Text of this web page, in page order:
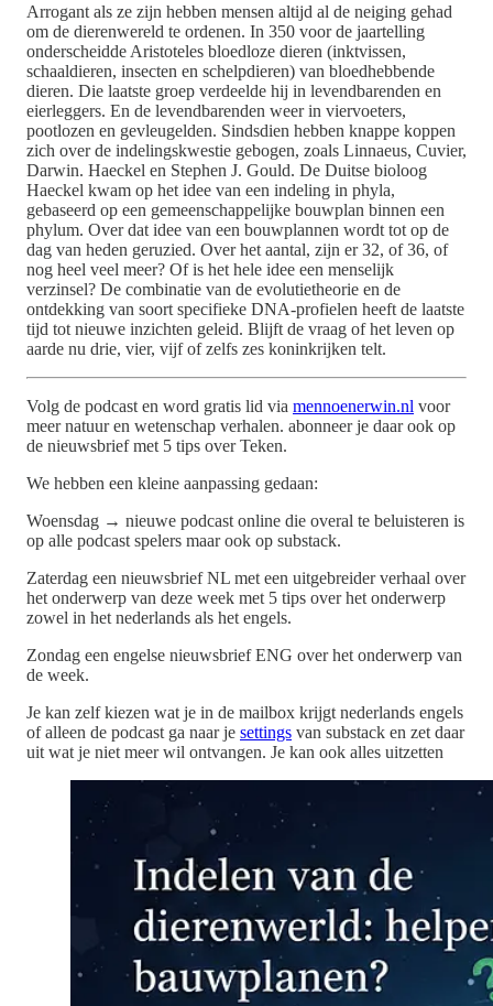
Arrogant als ze zijn hebben mensen altijd al de neiging gehad
om de dierenwereld te ordenen. In 350 voor de jaartelling
onderscheidde Aristoteles bloedloze dieren (inktvissen,
schaaldieren, insecten en schelpdieren) van bloedhebbende
dieren. Die laatste groep verdeelde hij in levendbarenden en
eierleggers. En de levendbarenden weer in viervoeters,
pootlozen en gevleugelden. Sindsdien hebben knappe koppen
zich over de indelingskwestie gebogen, zoals Linnaeus, Cuvier,
Darwin. Haeckel en Stephen J. Gould. De Duitse bioloog
Haeckel kwam op het idee van een indeling in phyla,
gebaseerd op een gemeenschappelijke bouwplan binnen een
phylum. Over dat idee van een bouwplannen wordt tot op de
dag van heden geruzied. Over het aantal, zijn er 32, of 36, of
nog heel veel meer? Of is het hele idee een menselijk
verzinsel? De combinatie van de evolutietheorie en de
ontdekking van soort specifieke DNA-profielen heeft de laatste
tijd tot nieuwe inzichten geleid. Blijft de vraag of het leven op
aarde nu drie, vier, vijf of zelfs zes koninkrijken telt.
Volg de podcast en word gratis lid via mennoenerwin.nl voor
meer natuur en wetenschap verhalen. abonneer je daar ook op
de nieuwsbrief met 5 tips over Teken.
We hebben een kleine aanpassing gedaan:
Woensdag → nieuwe podcast online die overal te beluisteren is
op alle podcast spelers maar ook op substack.
Zaterdag een nieuwsbrief NL met een uitgebreider verhaal over
het onderwerp van deze week met 5 tips over het onderwerp
zowel in het nederlands als het engels.
Zondag een engelse nieuwsbrief ENG over het onderwerp van
de week.
Je kan zelf kiezen wat je in de mailbox krijgt nederlands engels
of alleen de podcast ga naar je settings van substack en zet daar
uit wat je niet meer wil ontvangen. Je kan ook alles uitzetten